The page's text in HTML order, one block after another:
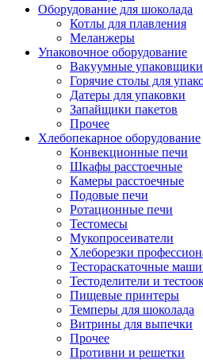
Оборудование для шоколада
Котлы для плавления
Меланжеры
Упаковочное оборудование
Вакуумные упаковщики
Горячие столы для
Датеры для упаковки
Запайщики пакетов
Прочее
Хлебопекарное оборудование
Конвекционные печи
Шкафы расстоечные
Камеры расстоечные
Подовые печи
Ротационные печи
Тестомесы
Мукопросеиватели
Хлеборезки
Тестораскаточные
Тестоделители и
Пищевые принтеры
Темперы для шоколада
Витрины для выпечки
Прочее
Противни и решетки